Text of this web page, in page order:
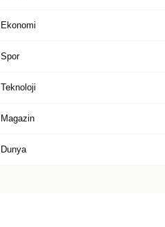
Ekonomi
Spor
Teknoloji
Magazin
Dunya